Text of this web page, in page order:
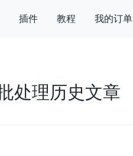
插件 教程 我的订单
处理历史文章